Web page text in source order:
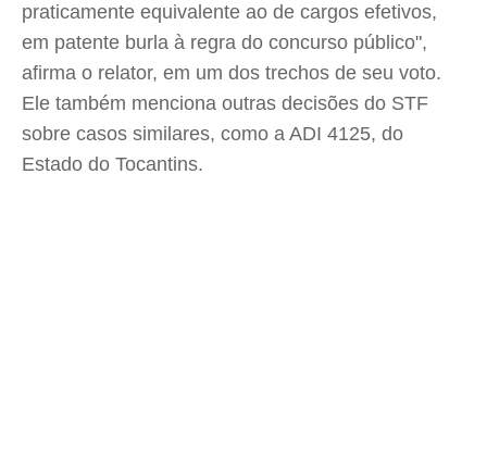
praticamente equivalente ao de cargos efetivos,
em patente burla à regra do concurso público",
afirma o relator, em um dos trechos de seu voto.
Ele também menciona outras decisões do STF
sobre casos similares, como a ADI 4125, do
Estado do Tocantins.